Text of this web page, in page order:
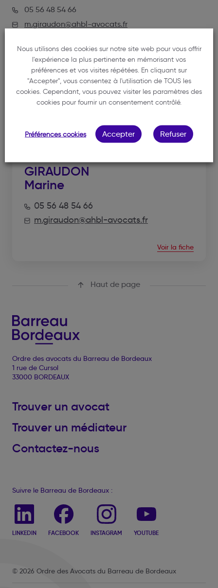
05 56 48 54 66
m.giraudon@ahbl-avocats.fr
NOTRE MEMBRE
GIRAUDON
Marine
05 56 48 54 66
m.giraudon@ahbl-avocats.fr
Voir la fiche
Haut de page
Ordre des avocats du Barreau de Bordeaux
1 rue de Cursol
33000 BORDEAUX
Trouver un avocat
Trouver un médiateur
Contactez-nous
Suivre le Barreau de Bordeaux :
LINKEDIN FACEBOOK INSTAGRAM YOUTUBE
© 2026 Ordre des Avocats du Barreau de Bordeaux
Nous utilisons des cookies sur notre site web pour vous offrir
l'expérience la plus pertinente en mémorisant vos
préférences et vos visites répétées. En cliquant sur
"Accepter", vous consentez à l'utilisation de TOUS les
cookies. Cependant, vous pouvez visiter les paramètres des
cookies pour fournir un consentement contrôlé.
Préférences cookies Accepter Refuser